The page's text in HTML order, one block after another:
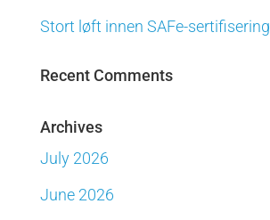
Stort løft innen SAFe-sertifisering
Recent Comments
Archives
July 2026
June 2026